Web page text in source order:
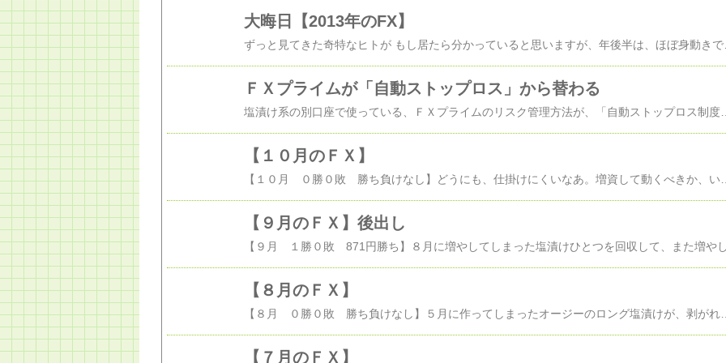
大晦日【2013年のFX】
ずっと見てきた奇特なヒトが もし居たら分かっていると思いますが、年後半は、ほぼ身動きできなくてガッカリでした。けど、2013年は、預入れ額 133,876円-塩漬け３つからスタート 勝ち：負け１月纏 ３：０= +2,747円で、133,876->136,623 塩漬け１つ２月纏 ６：０= +1,554円で、136,623->138,177 塩漬け１つ３月纏 15：０= +2,659円で、138,177->140,836 塩漬け１つ４月纏 ８：０= +1,876円で、140,836->142,712 塩漬け１つ５月纏 ４：０= +1,293円で、142,712->144,005 塩漬け３つ６月纏
ＦＸプライムが「自動ストップロス」から替わる
【１０月のＦＸ】
【９月のＦＸ】後出し
【８月のＦＸ】
【８月 ０勝０敗 勝ち負けなし】５月に作ってしまったオージーのロング塩漬けが、剥がれないままさらに塩漬け１つ追加して８月も終わり。９月も１週終わっているので、少し進展あります。８月末に作った塩漬けが、利益出して剥がれてますが、もう１円まで行かなくても５０銭は利食えたのにィ～と残念がってます。豪州が政権交代しましたが、それでどんな影響が出るんでしょうね。東京オリンピックに決定も、超短期には株高円高反応するんでしょうか？（気が早いっての）2013年は、預入れ額 133,876円-塩漬け３つからスタート 勝ち：負け１月纏 ３：０= +2,747円で、133,876->136,623 塩漬け１つ２月纏 ６：０= +1,554円で、136,623->138,177 塩漬け１つ３月纏 15：０= +2,659円で、138,177->140,836 塩漬け１つ４月纏 ８：０= +1,876円で、140,836->142,712 塩漬け１つ５月纏 ４：０= +1,293円で、142,712->144,005 塩漬け３つ６月纏 ０：０= ＋－０円で、144,005->144,005 塩漬け３つ７月纏 ０：０= ＋－０円で、144,005->144,005 塩漬け３つ８月纏 ０：０= ＋－０円で、144,005->144,005 塩漬け４つフリーページ －＞ ＜ＦＸ＞
【７月のＦＸ】